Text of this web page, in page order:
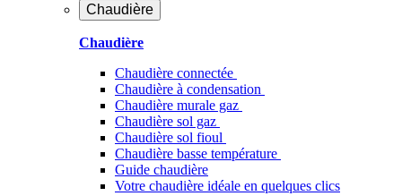
Chaudière
Chaudière
Chaudière connectée
Chaudière à condensation
Chaudière murale gaz
Chaudière sol gaz
Chaudière sol fioul
Chaudière basse température
Guide chaudière
Votre chaudière idéale en quelques clics